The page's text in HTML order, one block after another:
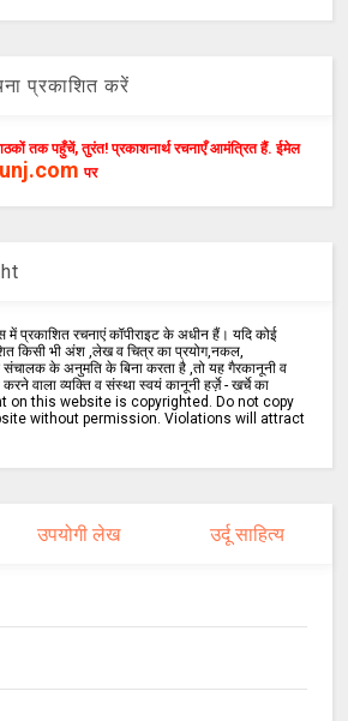
प्रकाशित करें
तक पहुँचें, तुरंत! प्रकाशनार्थ रचनाएँ आमंत्रित हैं. ईमेल
पर
में प्रकाशित रचनाएं कॉपीराइट के अधीन हैं। यदि कोई
किसी भी अंश ,लेख व चित्र का प्रयोग,नकल,
संचालक के अनुमति के बिना करता है ,तो यह गैरकानूनी व
वाला व्यक्ति व संस्था स्वयं कानूनी हर्ज़े - खर्चे का
on this website is copyrighted. Do not copy
without permission. Violations will attract
उपयोगी लेख उर्दू साहित्य